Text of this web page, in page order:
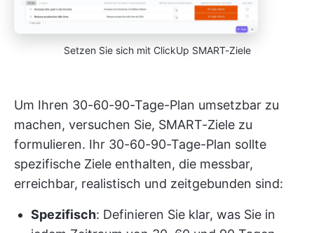
Setzen Sie sich mit ClickUp SMART-Ziele
Um Ihren 30-60-90-Tage-Plan umsetzbar zu
machen, versuchen Sie, SMART-Ziele zu
formulieren. Ihr 30-60-90-Tage-Plan sollte
spezifische Ziele enthalten, die messbar,
erreichbar, realistisch und zeitgebunden sind:
Spezifisch: Definieren Sie klar, was Sie in